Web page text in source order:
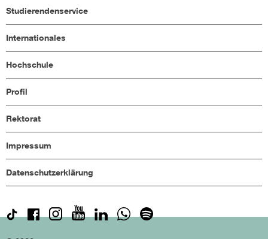
Studierendenservice
Internationales
Hochschule
Profil
Rektorat
Impressum
Datenschutzerklärung